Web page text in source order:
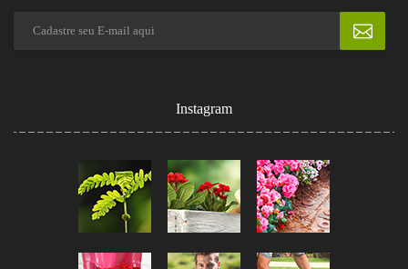
Instagram